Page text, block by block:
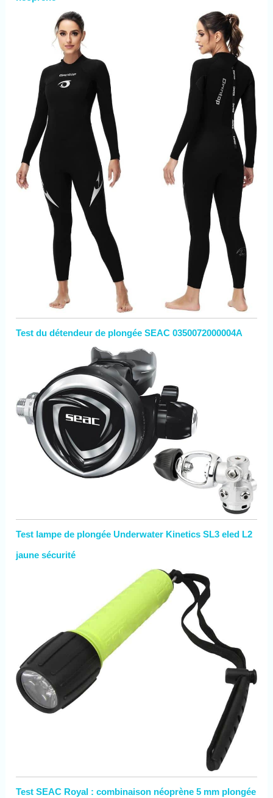
d'étanchéité IPX-8】 Cette
lampe de poche de plongée
professionnelle est étanche
IPX8, 150 mètres sous
l'eau, très adaptée aux
plongeurs débutants et
professionnels, aux sports
sous-marins, qu'il s'agisse
de plongée sous-marine,
d'escalade, de pêche, de
navigation de plaisance, de
randonnée, de voyages, de
marche nocturne, etc. .Si
vous l'utilisez sur terre, il
est plus étanche que la
plupart des lampes de
poche. 【4 modes de
fonctionnement】 Fabriqué
en alliage d'aluminium de
haute qualité, oxydation de
qualité militaire et
traitement anti-usure,
substrat de cuivre à
dérive rapidement la
chaleur générée par la
LED. 4 modes d'éclairage
répondent à vos différentes
exigences : Super
lumineux > Élevé > Moyen
> Faible. 【Satisfaction à
100%】Votre satisfaction
est notre priorité absolue,
si nos produits ne
répondent pas à vos
attentes, tant que vous
nous contactez, les
Test du détendeur de plongée SEAC 0350072000004A
Test lampe de plongée Underwater Kinetics SL3 eled L2
jaune sécurité
Test SEAC Royal : combinaison néoprène 5 mm plongée